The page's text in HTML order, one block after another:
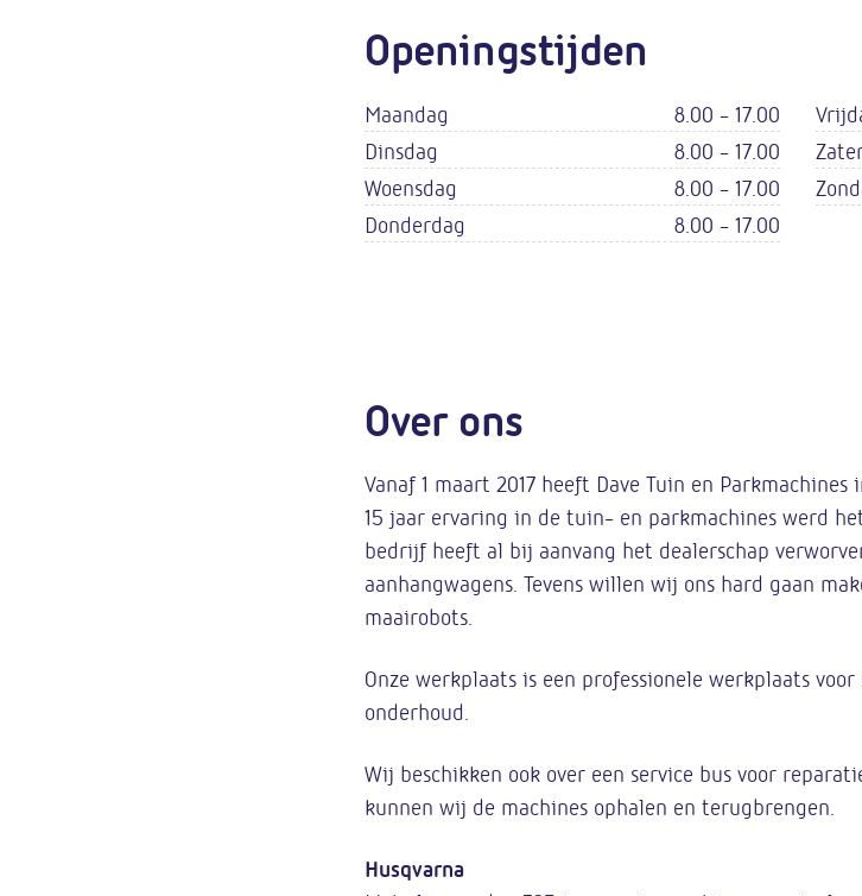
Openingstijden
Maandag
8.00 - 17.00
Dinsdag
8.00 - 17.00
Woensdag
8.00 - 17.00
Donderdag
8.00 - 17.00
Over ons
Vanaf 1 maart 2017 heeft Dave Tuin en
15 jaar ervaring in de tuin- en parkmachines werd
bedrijf heeft al bij aanvang het dealerschap
aanhangwagens. Tevens willen wij ons hard gaan
maairobots.
Onze werkplaats is een professionele werkplaats
onderhoud.
Wij beschikken ook over een service bus voor
kunnen wij de machines ophalen en terugbrengen.
Husqvarna